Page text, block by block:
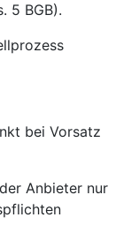
5 BGB).
bei Vorsatz
Anbieter nur